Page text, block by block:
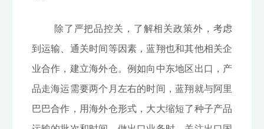
除了严把品控关，了解相关政策外，考虑
到运输、通关时间等因素，蓝翔也和其他相关企
业合作，建立海外仓。例如向中东地区出口，产
品走海运需要两个月左右的时间，蓝翔就与阿里
巴巴合作，用海外仓形式，大大缩短了种子产品